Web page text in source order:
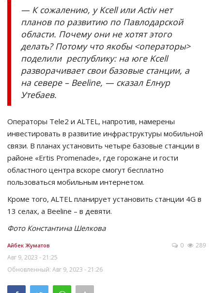
— К сожалению, у Kcell или Activ нет
планов по развитию по Павлодарской
области. Почему они не хотят этого
делать? Потому что якобы <операторы>
поделили республику: на юге Kcell
разворачивает свои базовые станции, а
на севере – Beeline, — сказал Елнур
Утебаев.
Операторы Tele2 и ALTEL, напротив, намерены
инвестировать в развитие инфраструктуры мобильной
связи. В планах установить четыре базовые станции в
районе «Ertis Promenade», где горожане и гости
областного центра вскоре смогут бесплатно
пользоваться мобильным интернетом.
Кроме того, ALTEL планирует установить станции 4G в
13 селах, а Beeline – в девяти.
Фото Константина Шелкова
Айбек Жуматов
Авг 9, 2023 - 21:25
Обновленный: Авг 9, 2023 - 21:26
0 289